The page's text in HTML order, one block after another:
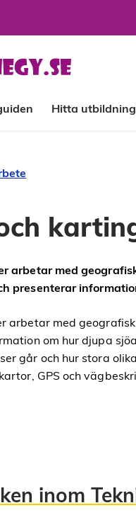
Hitta
arbetar med
presenterar
arbetar med
om hur djupa
går och hur stora
GPS och
inom